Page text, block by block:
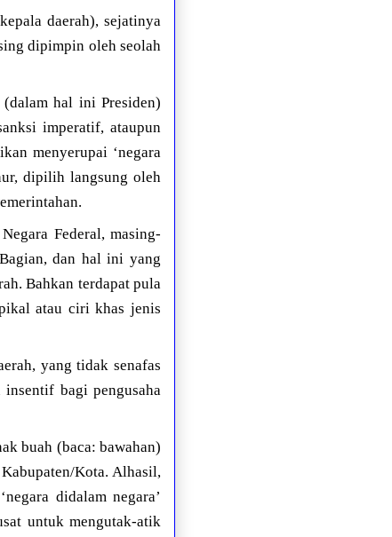
daerah), sejatinya
dipimpin oleh seolah
hal ini Presiden)
imperatif, ataupun
menyerupai ‘negara
dipilih langsung oleh
Federal, masing-
dan hal ini yang
Bahkan terdapat pula
atau ciri khas jenis
yang tidak senafas
bagi pengusaha
buah (baca: bawahan)
Kota. Alhasil,
didalam negara’
untuk mengutak-atik